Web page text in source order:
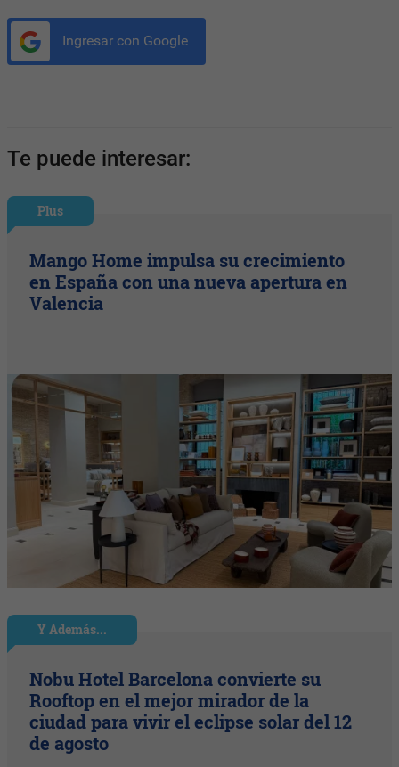
Ingresar con Google
Te puede interesar:
Plus
Mango Home impulsa su crecimiento
en España con una nueva apertura en
Valencia
Y Además...
Nobu Hotel Barcelona convierte su
Rooftop en el mejor mirador de la
ciudad para vivir el eclipse solar del 12
de agosto